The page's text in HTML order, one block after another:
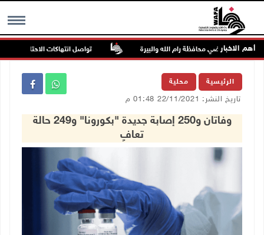
MENU أهم الاخبار تواصل انتهاكات الاحتلال
الرئيسية محلية
تاريخ النشر: 22/11/2021 01:48 م
وفاتان و250 إصابة جديدة "بكورونا" و249 حالة
تعافٍ